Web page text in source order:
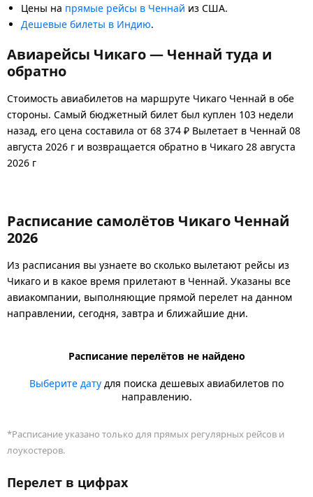
Цены на прямые рейсы в Ченнай из США.
Дешевые билеты в Индию.
Авиарейсы Чикаго — Ченнай туда и
обратно
Стоимость авиабилетов на маршруте Чикаго Ченнай в обе
стороны. Самый бюджетный билет был куплен 103 недели
назад, его цена составила от 68 374 ₽ Вылетает в Ченнай 08
августа 2026 г и возвращается обратно в Чикаго 28 августа
2026 г
Расписание самолётов Чикаго Ченнай
2026
Из расписания вы узнаете во сколько вылетают рейсы из
Чикаго и в какое время прилетают в Ченнай. Указаны все
авиакомпании, выполняющие прямой перелет на данном
направлении, сегодня, завтра и ближайшие дни.
Расписание перелётов не найдено
Выберите дату для поиска дешевых авиабилетов по
направлению.
*Расписание указано только для прямых регулярных рейсов и
лоукостеров.
Перелет в цифрах